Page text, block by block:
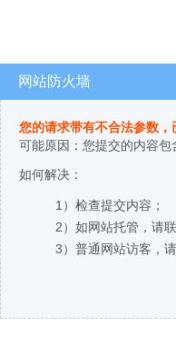
网站防火墙
您的请求带有不合法参数，
可能原因：您提交的内容包
如何解决：
1）检查提交内容；
2）如网站托管，请
3）普通网站访客，